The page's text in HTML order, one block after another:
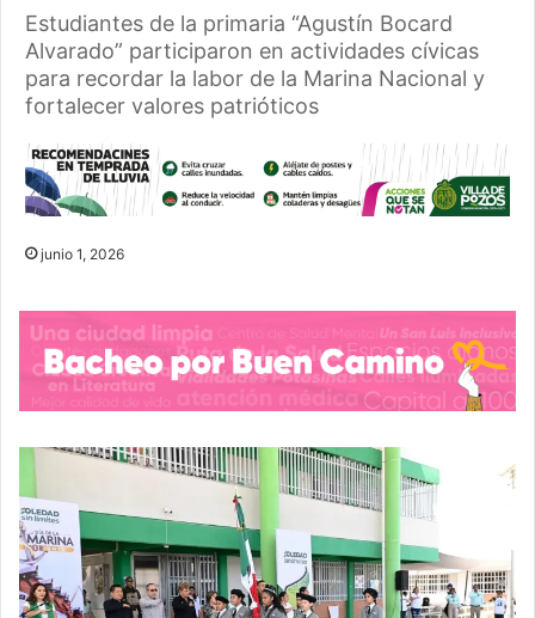
Estudiantes de la primaria “Agustín Bocard
Alvarado” participaron en actividades cívicas
para recordar la labor de la Marina Nacional y
fortalecer valores patrióticos
junio 1, 2026